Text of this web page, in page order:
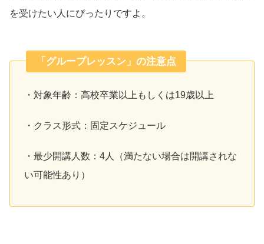
を受けたい人にぴったりですよ。
「グループレッスン」の注意点
・対象年齢：高校卒業以上もしくは19歳以上
・クラス形式：固定スケジュール
・最少開講人数：4人（満たない場合は開講されな
い可能性あり）